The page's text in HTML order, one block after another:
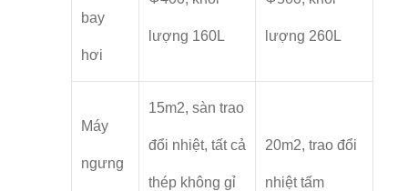
bay
hơi
lượng 160L lượng 260L
Máy
ngưng
15m2, sàn trao
đổi nhiệt, tất cả
thép không gỉ
20m2, trao đổi
nhiệt tấm